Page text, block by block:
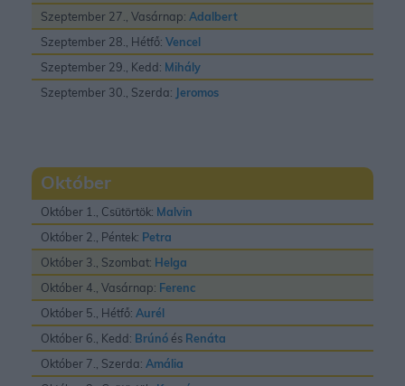
Szeptember 27., Vasárnap: Adalbert
Szeptember 28., Hétfő: Vencel
Szeptember 29., Kedd: Mihály
Szeptember 30., Szerda: Jeromos
Október
Október 1., Csütörtök: Malvin
Október 2., Péntek: Petra
Október 3., Szombat: Helga
Október 4., Vasárnap: Ferenc
Október 5., Hétfő: Aurél
Október 6., Kedd: Brúnó és Renáta
Október 7., Szerda: Amália